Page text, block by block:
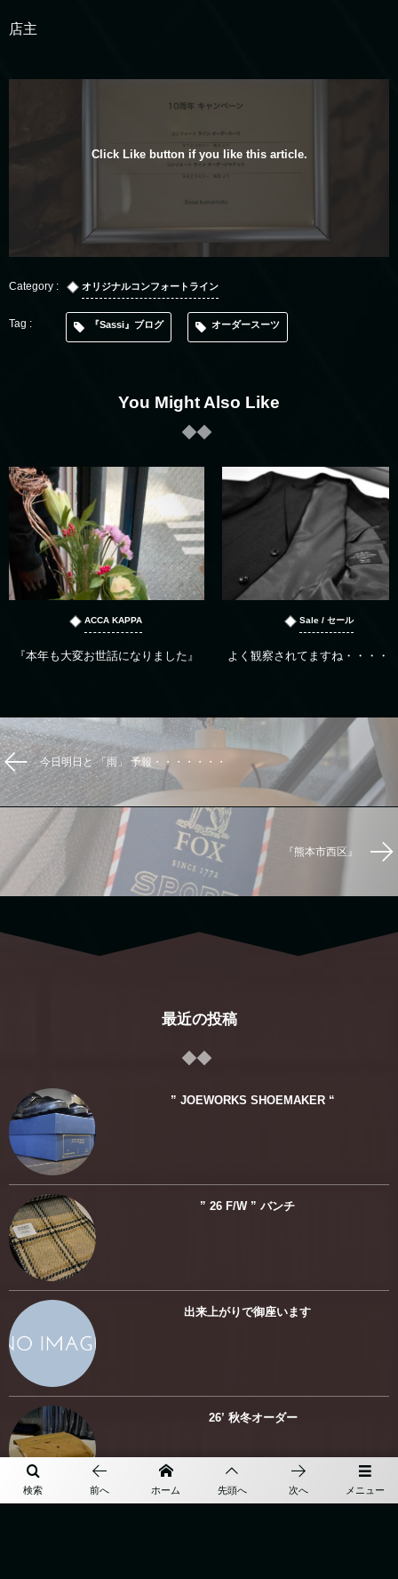
店主
Click Like button if you like this article.
オリジナルコンフォートライン
『Sassi』ブログ オーダースーツ
You Might Also Like
ACCA KAPPA
『本年も大変お世話になりました』
Sale / セール
よく観察されてますね・・・・
今日明日と 「雨」 予報・・・・・・・
『熊本市西区』
メニュー
検索 前へ ホーム 先頭へ 次へ
最近の投稿
” JOEWORKS SHOEMAKER “
” 26 F/W ” バンチ
出来上がりで御座います
26’ 秋冬オーダー